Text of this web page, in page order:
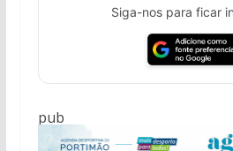
Siga-nos para ficar
pub